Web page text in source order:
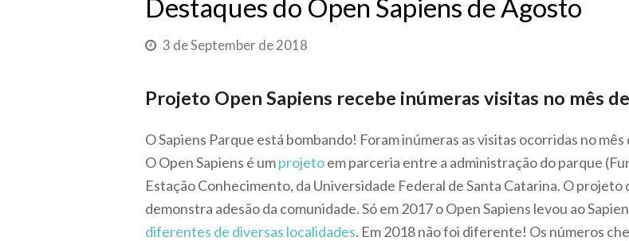
Destaques do Open Sapiens de Agosto
3 de September de 2018
Projeto Open Sapiens recebe inúmeras visitas no mês
O Sapiens Parque está bombando! Foram inúmeras as visitas ocorridas no
O Open Sapiens é umprojetoem parceria entre a administração do parque
Estação Conhecimento, da Universidade Federal de Santa Catarina. O
demonstra adesão da comunidade. Só em 2017 o Open Sapiens levou ao
diferentes de diversas localidades. Em 2018 não foi diferente! Os números